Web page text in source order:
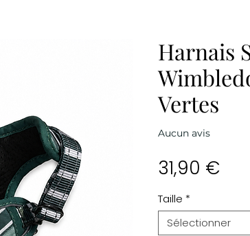
Harnais
Vertes
Aucun avis
31,90 €Prix
Taille *
Sélectionner